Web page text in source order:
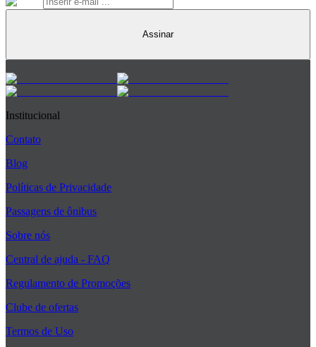
Assinar
Institucional
Contato
Blog
Políticas de Privacidade
Passagens de ônibus
Sobre nós
Central de ajuda - FAQ
Regulamento de Promoções
Clube de ofertas
Termos de Uso